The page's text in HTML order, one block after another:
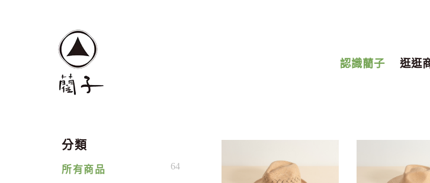
認識藺子 逛逛
分類
所有商品 64